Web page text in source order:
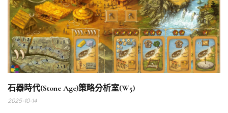
石器時代(Stone Age)策略分析室(W5)
2025-10-14